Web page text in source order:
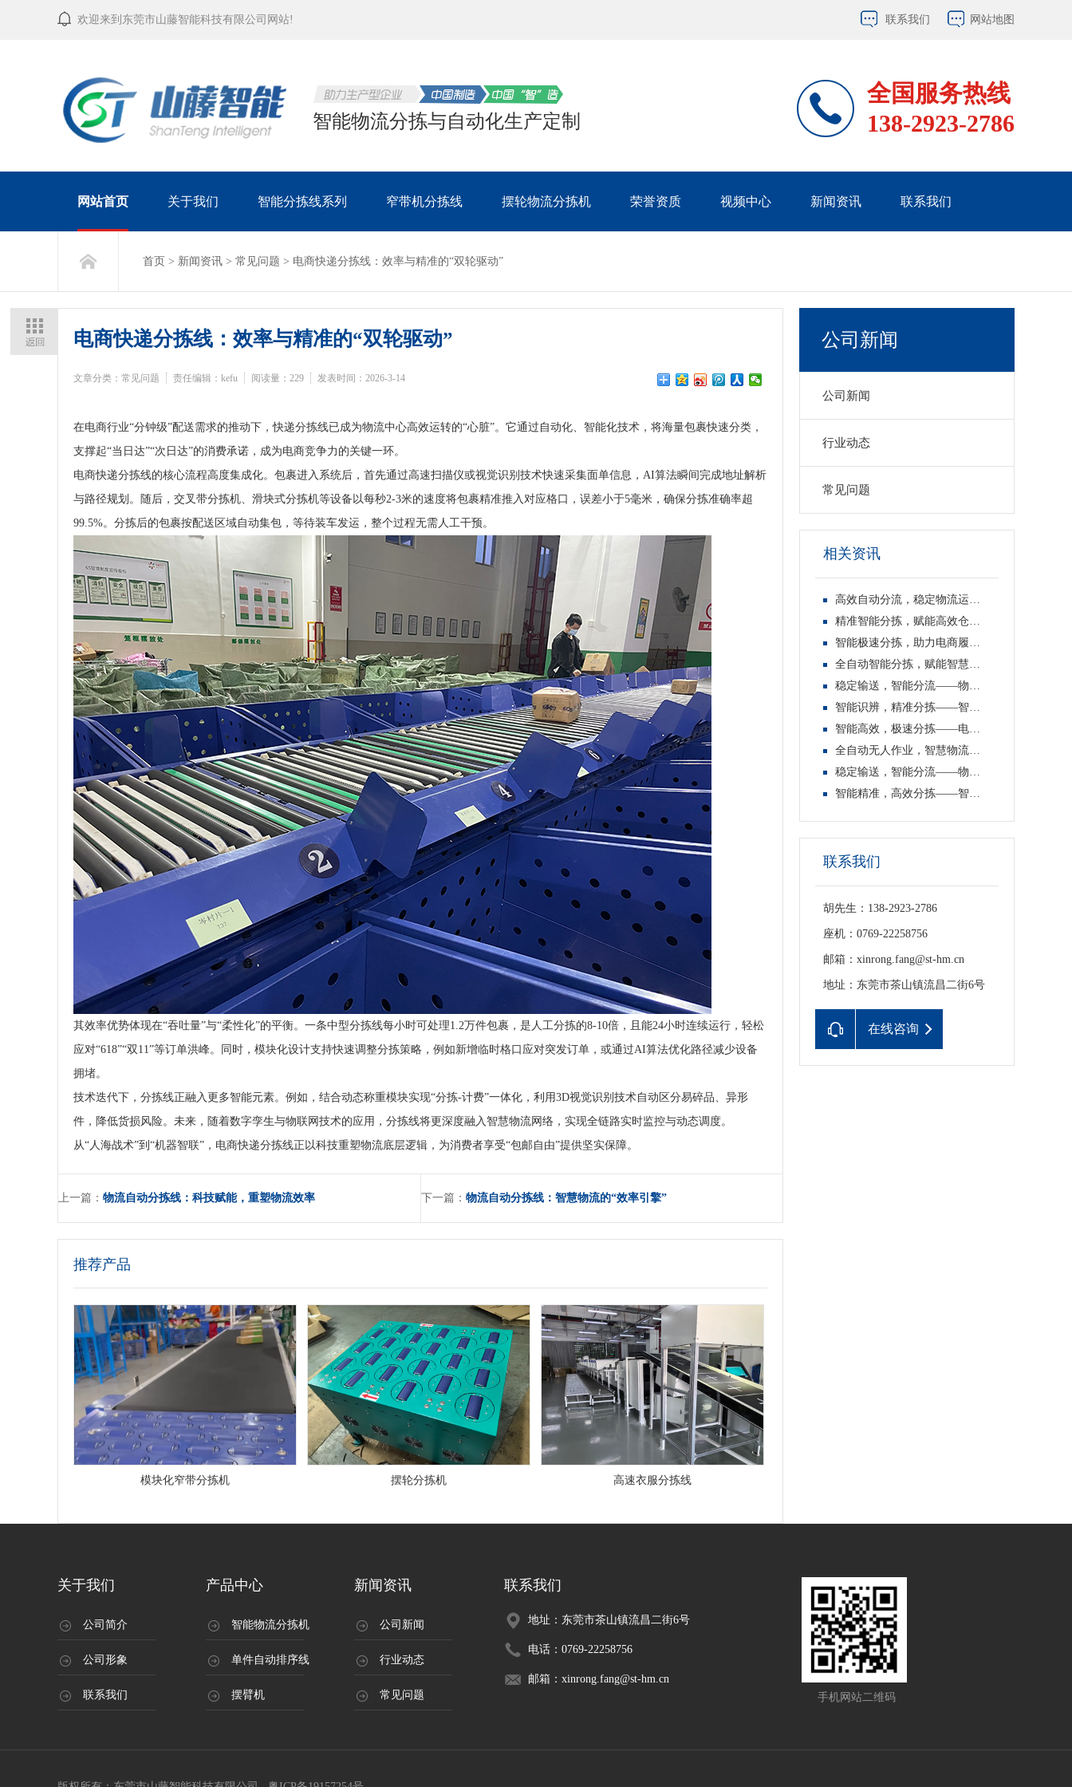
欢迎来到东莞市山藤智能科技有限公司网站! 联系我们 网站地图
智能物流分拣与自动化生产定制
全国服务热线
138-2923-2786
网站首页 关于我们 智能分拣线系列 窄带机分拣线 摆轮物流分拣机 荣誉资质 视频中心 新闻资讯 联系我们
首页 > 新闻资讯 > 常见问题 > 电商快递分拣线：效率与精准的“双轮驱动”
电商快递分拣线：效率与精准的“双轮驱动”
文章分类：常见问题 责任编辑：kefu 阅读量：229 发表时间：2026-3-14
在电商行业“分钟级”配送需求的推动下，快递分拣线已成为物流中心高效运转的“心脏”。它通过自动化、智能化技术，将海量包裹快速分类，
支撑起“当日达”“次日达”的消费承诺，成为电商竞争力的关键一环。
电商快递分拣线的核心流程高度集成化。包裹进入系统后，首先通过高速扫描仪或视觉识别技术快速采集面单信息，AI算法瞬间完成地址解析
与路径规划。随后，交叉带分拣机、滑块式分拣机等设备以每秒2-3米的速度将包裹精准推入对应格口，误差小于5毫米，确保分拣准确率超
99.5%。分拣后的包裹按配送区域自动集包，等待装车发运，整个过程无需人工干预。
其效率优势体现在“吞吐量”与“柔性化”的平衡。一条中型分拣线每小时可处理1.2万件包裹，是人工分拣的8-10倍，且能24小时连续运行，轻松
应对“618”“双11”等订单洪峰。同时，模块化设计支持快速调整分拣策略，例如新增临时格口应对突发订单，或通过AI算法优化路径减少设备
拥堵。
技术迭代下，分拣线正融入更多智能元素。例如，结合动态称重模块实现“分拣-计费”一体化，利用3D视觉识别技术自动区分易碎品、异形
件，降低货损风险。未来，随着数字孪生与物联网技术的应用，分拣线将更深度融入智慧物流网络，实现全链路实时监控与动态调度。
从“人海战术”到“机器智联”，电商快递分拣线正以科技重塑物流底层逻辑，为消费者享受“包邮自由”提供坚实保障。
上一篇： 物流自动分拣线：科技赋能，重塑物流效率 下一篇： 物流自动分拣线：智慧物流的“效率引擎”
推荐产品
模块化窄带分拣机 摆轮分拣机 高速衣服分拣线
公司新闻
公司新闻
行业动态
常见问题
相关资讯
高效自动分流，稳定物流运转——物流分拣线
精准智能分拣，赋能高效仓储——智能分拣线
智能极速分拣，助力电商履约——电商快递分拣线
全自动智能分拣，赋能智慧物流——物流自动分拣线
稳定输送，智能分流——物流分拣线
智能识辨，精准分拣——智能分拣线
智能高效，极速分拣——电商快递分拣线
全自动无人作业，智慧物流新标配——物流自动分拣线
稳定输送，智能分流——物流分拣线
智能精准，高效分拣——智能分拣线
联系我们
胡先生：138-2923-2786
座机：0769-22258756
邮箱：xinrong.fang@st-hm.cn
地址：东莞市茶山镇流昌二街6号
在线咨询
关于我们
公司简介
公司形象
联系我们
产品中心
智能物流分拣机
单件自动排序线
摆臂机
新闻资讯
公司新闻
行业动态
常见问题
联系我们
地址：东莞市茶山镇流昌二街6号
电话：0769-22258756
邮箱：xinrong.fang@st-hm.cn
手机网站二维码